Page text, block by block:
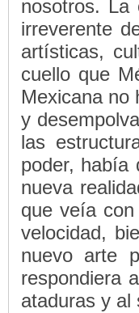
nosotros. La
irreverente
artísticas,
cuello que
Mexicana no
y
las
poder, había
nueva
que veía
velocidad,
nuevo arte
respondiera
ataduras y al